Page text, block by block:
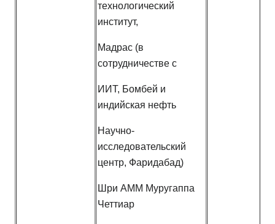
технологический
институт,
Мадрас (в
сотрудничестве с
ИИТ, Бомбей и
индийская нефть
Научно-
исследовательский
центр, Фаридабад)
Шри АММ Муругаппа
Четтиар